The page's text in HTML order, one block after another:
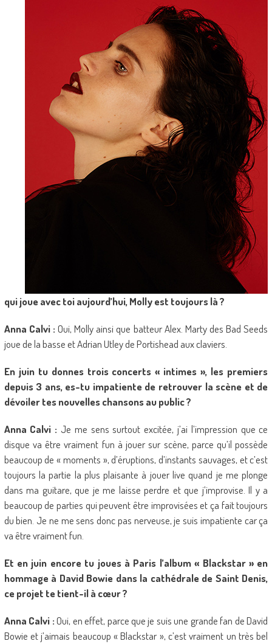
qui joue avec toi aujourd’hui, Molly est toujours là ?
Anna Calvi : Oui, Molly ainsi que batteur Alex. Marty des Bad Seeds
joue de la basse et Adrian Utley de Portishead aux claviers.
En juin tu donnes trois concerts « intimes », les premiers
depuis 3 ans, es-tu impatiente de retrouver la scène et de
dévoiler tes nouvelles chansons au public ?
Anna Calvi : Je me sens surtout excitée, j’ai l’impression que ce
disque va être vraiment fun à jouer sur scène, parce qu’il possède
beaucoup de « moments », d’éruptions, d’instants sauvages, et c’est
toujours la partie la plus plaisante à jouer live quand je me plonge
dans ma guitare, que je me laisse perdre et que j’improvise. Il y a
beaucoup de parties qui peuvent être improvisées et ça fait toujours
du bien. Je ne me sens donc pas nerveuse, je suis impatiente car ça
va être vraiment fun.
Et en juin encore tu joues à Paris l’album « Blackstar » en
hommage à David Bowie dans la cathédrale de Saint Denis,
ce projet te tient-il à cœur ?
Anna Calvi :Oui, en effet, parce que je suis une grande fan de David
Bowie et j’aimais beaucoup « Blackstar », c’est vraiment un très bel